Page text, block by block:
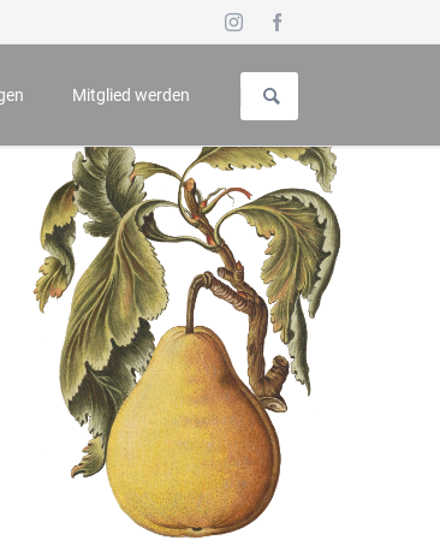
überspringen
und Kunst
Mitglied werden